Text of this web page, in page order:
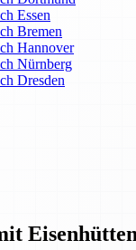
Essen
Bremen
Hannover
Nürnberg
Dresden